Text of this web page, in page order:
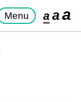
Menu a aa